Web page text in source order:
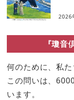
2026
『瓊音
何のために、私
この問いは、
います。